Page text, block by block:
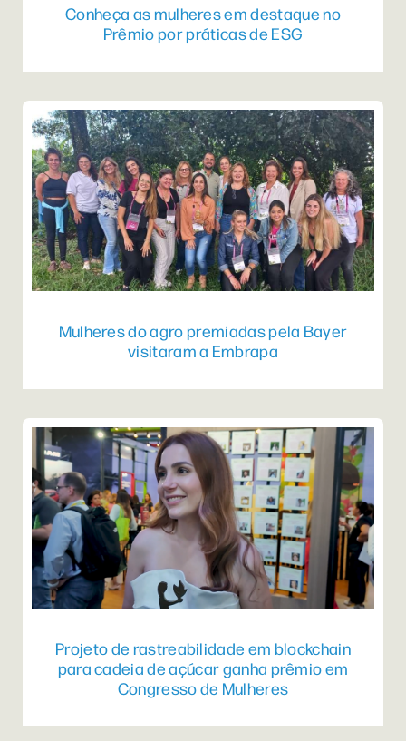
Conheça as mulheres em destaque no
Prêmio por práticas de ESG
Mulheres do agro premiadas pela Bayer
visitaram a Embrapa
Projeto de rastreabilidade em blockchain
para cadeia de açúcar ganha prêmio em
Congresso de Mulheres